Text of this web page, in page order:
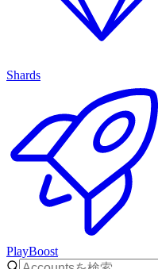
Shards
PlayBoost